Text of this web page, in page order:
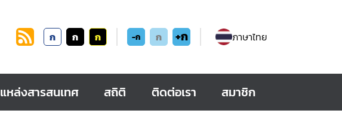
ก ก ก -ก ก +ก ภาษาไทย
แหล่งสารสนเทศ สถิติ ติดต่อเรา สมาชิก